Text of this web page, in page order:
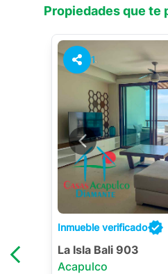
Propiedades que te
1
Inmueble verificado
La Isla Bali 903
Acapulco